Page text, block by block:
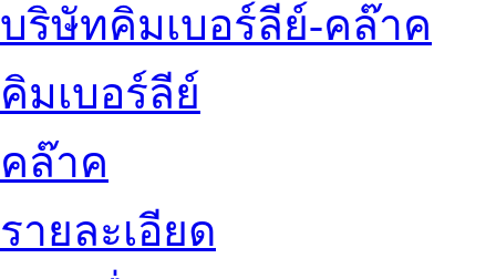
บริษัทคิมเบอร์ลีย์-คล๊าค
คิมเบอร์ลีย์
คล๊าค
รายละเอียด